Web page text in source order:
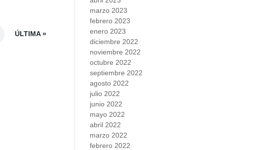
ÚLTIMA »
marzo 2023
febrero 2023
enero 2023
diciembre 2022
noviembre 2022
octubre 2022
septiembre 2022
agosto 2022
julio 2022
junio 2022
mayo 2022
abril 2022
marzo 2022
febrero 2022